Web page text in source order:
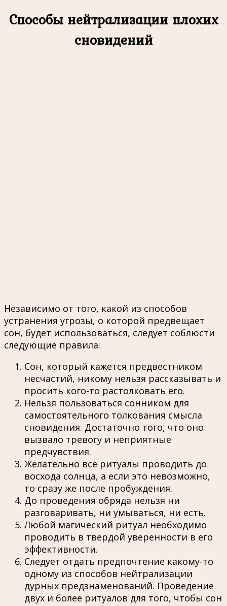
Способы нейтрализации плохих
сновидений
Независимо от того, какой из способов
устранения угрозы, о которой предвещает
сон, будет использоваться, следует соблюсти
следующие правила:
Сон, который кажется предвестником
несчастий, никому нельзя рассказывать и
просить кого-то растолковать его.
Нельзя пользоваться сонником для
самостоятельного толкования смысла
сновидения. Достаточно того, что оно
вызвало тревогу и неприятные
предчувствия.
Желательно все ритуалы проводить до
восхода солнца, а если это невозможно,
то сразу же после пробуждения.
До проведения обряда нельзя ни
разговаривать, ни умываться, ни есть.
Любой магический ритуал необходимо
проводить в твердой уверенности в его
эффективности.
Следует отдать предпочтение какому-то
одному из способов нейтрализации
дурных предзнаменований. Проведение
двух и более ритуалов для того, чтобы сон